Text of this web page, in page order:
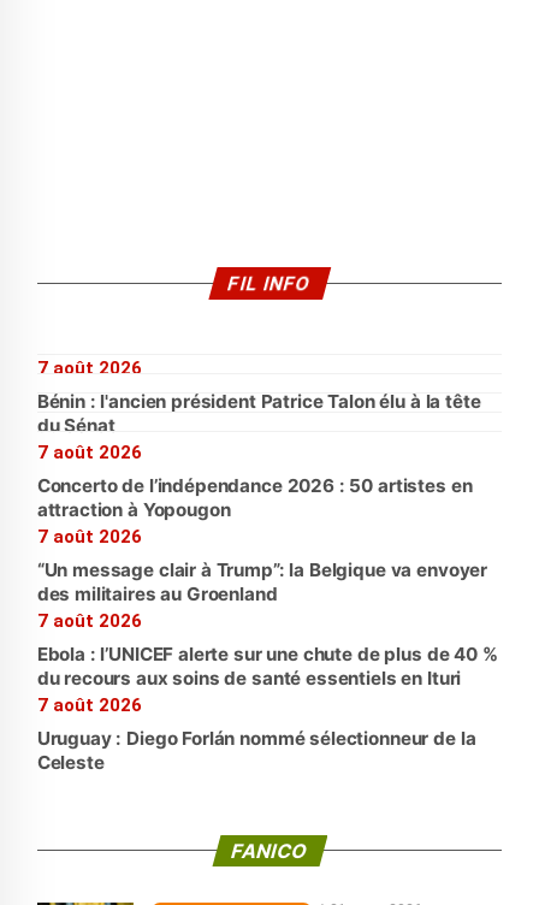
FIL INFO
7 août 2026
Bénin : l'ancien président Patrice Talon élu à la tête
du Sénat
7 août 2026
Concerto de l’indépendance 2026 : 50 artistes en
attraction à Yopougon
7 août 2026
“Un message clair à Trump”: la Belgique va envoyer
des militaires au Groenland
7 août 2026
Ebola : l’UNICEF alerte sur une chute de plus de 40 %
du recours aux soins de santé essentiels en Ituri
7 août 2026
Uruguay : Diego Forlán nommé sélectionneur de la
Celeste
FANICO